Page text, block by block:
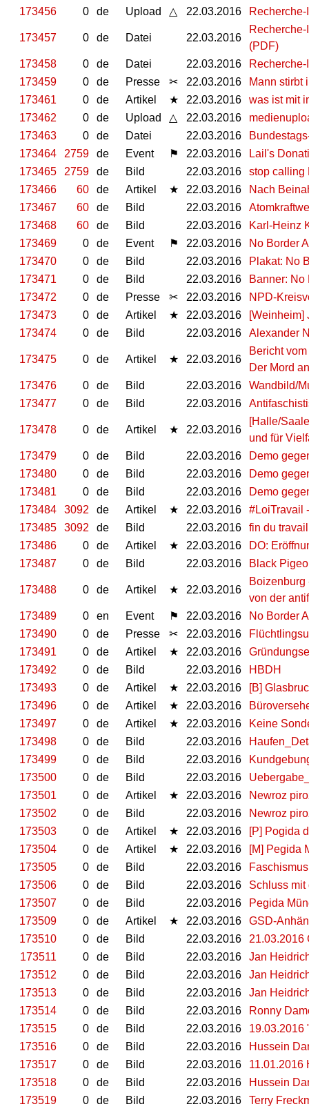
173456
0 de Upload △ 22.03.2016
173457 0 de Datei 22.03.2016
(PDF)
173458
0 de Datei 22.03.2016
Recherche-
173459
0 de Presse ✂ 22.03.2016
Mann stirbt
173461
0 de Artikel ★ 22.03.2016
was ist mit
173462
0 de Upload △ 22.03.2016
173463
0 de Datei 22.03.2016
173464
2759 de Event ⚑ 22.03.2016
Lail's
173465
2759 de Bild 22.03.2016
stop calling
173466
60 de Artikel ★ 22.03.2016
Nach
173467
60 de Bild 22.03.2016
173468
60 de Bild 22.03.2016
Karl-Heinz
173469
0 de Event ⚑ 22.03.2016
No Border
173470
0 de Bild 22.03.2016
Plakat: No
173471
0 de Bild 22.03.2016
Banner: No
173472
0 de Presse ✂ 22.03.2016
NPD-
173473
0 de Artikel ★ 22.03.2016
[Weinheim]
173474
0 de Bild 22.03.2016 Alexander
173475 0 de Artikel ★ 22.03.2016
Bericht
Der Mord
173476
0 de Bild 22.03.2016
Wandbild/
173477
0 de Bild 22.03.2016
173478 0 de Artikel ★ 22.03.2016
[Halle/
und für
173479
0 de Bild 22.03.2016
Demo
173480
0 de Bild 22.03.2016
Demo
173481
0 de Bild 22.03.2016
Demo
173484
3092 de Artikel ★ 22.03.2016
#LoiTravail
173485
3092 de Bild 22.03.2016
fin du
173486
0 de Artikel ★ 22.03.2016
DO:
173487
0 de Bild 22.03.2016 Black
173488 0 de Artikel ★ 22.03.2016
von der
173489
0 en Event ⚑ 22.03.2016
No Border
173490
0 de Presse ✂ 22.03.2016
173491
0 de Artikel ★ 22.03.2016
173492
0 de Bild 22.03.2016
HBDH
173493
0 de Artikel ★ 22.03.2016
[B]
173496
0 de Artikel ★ 22.03.2016
173497
0 de Artikel ★ 22.03.2016
Keine
173498
0 de Bild 22.03.2016
173499
0 de Bild 22.03.2016
173500
0 de Bild 22.03.2016
173501
0 de Artikel ★ 22.03.2016
Newroz
173502
0 de Bild 22.03.2016
Newroz
173503
0 de Artikel ★ 22.03.2016
[P] Pogida
173504
0 de Artikel ★ 22.03.2016
[M] Pegida
173505
0 de Bild 22.03.2016
173506
0 de Bild 22.03.2016
Schluss mit
173507
0 de Bild 22.03.2016
Pegida
173509
0 de Artikel ★ 22.03.2016
GSD-
173510
0 de Bild 22.03.2016
21.03.2016
173511
0 de Bild 22.03.2016
Jan
173512
0 de Bild 22.03.2016
Jan
173513
0 de Bild 22.03.2016
Jan
173514
0 de Bild 22.03.2016
Ronny
173515
0 de Bild 22.03.2016
19.03.2016
173516
0 de Bild 22.03.2016
Hussein
173517
0 de Bild 22.03.2016
11.01.2016
173518
0 de Bild 22.03.2016
Hussein
173519
0 de Bild 22.03.2016
Terry